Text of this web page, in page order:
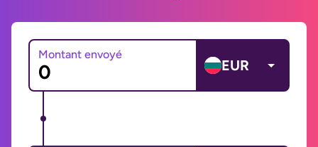
Montant envoyé
EUR